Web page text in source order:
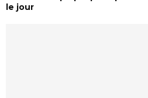
le jour